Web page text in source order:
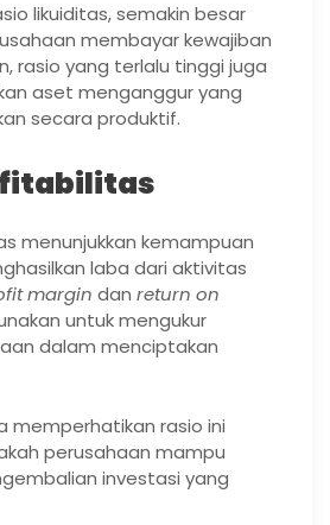
likuiditas, semakin besar
membayar kewajiban
rasio yang terlalu tinggi juga
aset menganggur yang
secara produktif.
menunjukkan kemampuan
laba dari aktivitas
margin dan return on
untuk mengukur
dalam menciptakan
memperhatikan rasio ini
perusahaan mampu
investasi yang